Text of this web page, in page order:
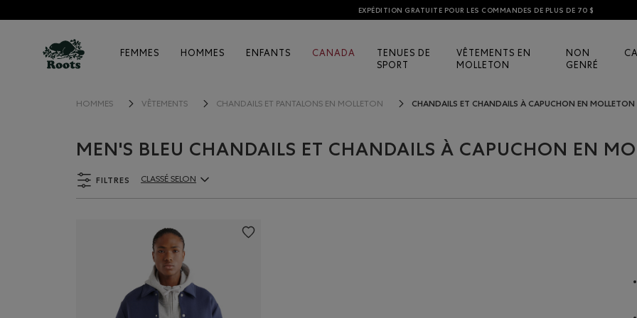
EXPÉDITION GRATUITE POUR LES COMMANDES DE PLUS DE 70 $
FEMMES HOMMES ENFANTS CANADA
TENUES DE
SPORT
VÊTEMENTS EN
MOLLETON
NON
GENRÉ
HOMMES VÊTEMENTS CHANDAILS ET PANTALONS EN MOLLETON CHANDAILS ET CHANDAILS À CAPUCHON EN MOLLETON
MEN'S BLEU CHANDAILS ET CHANDAILS À CAPUCHON EN
FILTRES
ClassÃ© selon Articles:
CLASSÉ SELON